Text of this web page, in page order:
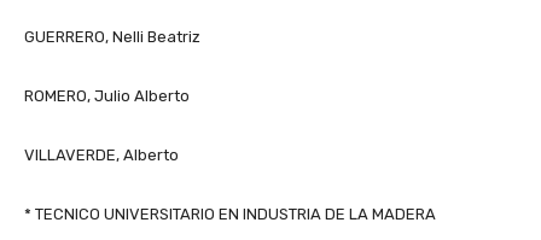
GUERRERO, Nelli Beatriz
ROMERO, Julio Alberto
VILLAVERDE, Alberto
* TECNICO UNIVERSITARIO EN INDUSTRIA DE LA MADERA